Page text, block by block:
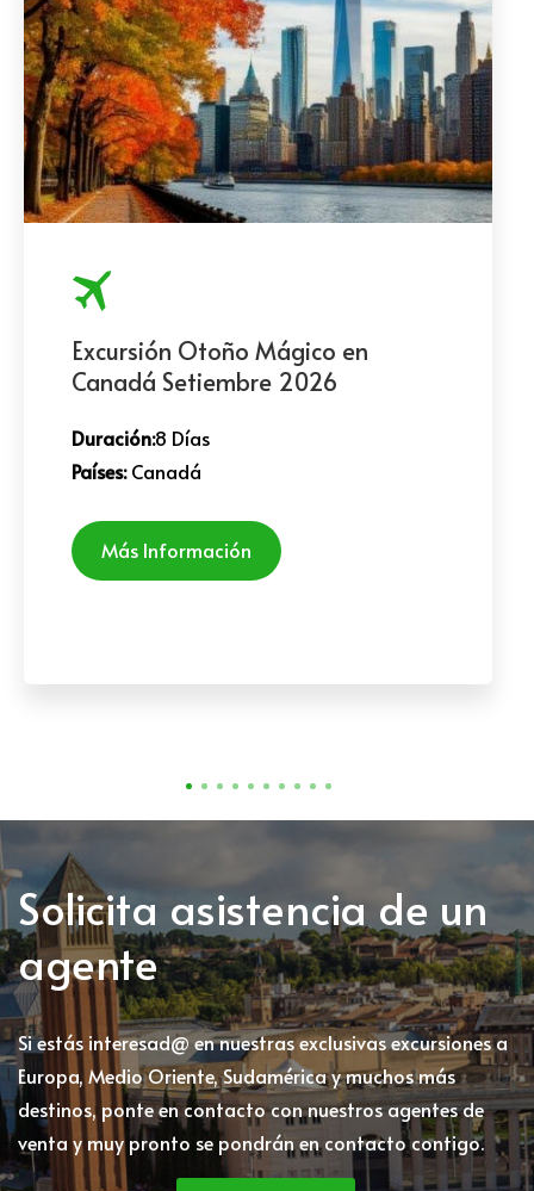
Excursión Otoño Mágico en
Canadá Setiembre 2026
Duración:8 Días
Países:Canadá
Más Información
Solicita asistencia de un
agente
Si estás interesad@ en nuestras exclusivas excursiones a
Europa, Medio Oriente, Sudamérica y muchos más
destinos, ponte en contacto con nuestros agentes de
venta y muy pronto se pondrán en contacto contigo.